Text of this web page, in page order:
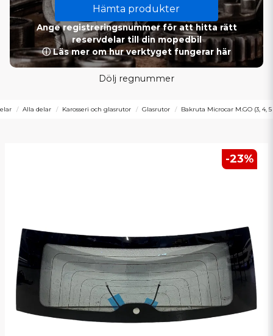
Hämta produkter
Ange registreringsnummer för att hitta rätt
reservdelar till din mopedbil
ⓘ Läs mer om hur verktyget fungerar här
Dölj regnummer
Alla delar Karosseri och glasrutor Glasrutor Bakruta Microcar M.GO (3, 4, 5
-23%